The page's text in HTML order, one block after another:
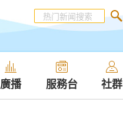
廣播 服務台 社群